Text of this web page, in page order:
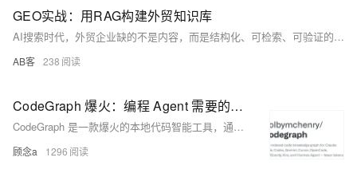
GEO实战：用RAG构建外贸知识库
AI搜索时代，外贸企业缺的不是内容，而是结构化、可检索、可验证的企业知识库。本文以RAG为框架，详解如何将分散的资质、案例、流程等转化为“知识原子”，支撑GEO（生成式引擎优化），实现AI精准理解、可信回答与商机转化。
AB客 238
CodeGraph 爆火：编程 Agent 需要的不是更多上下文，而是一张提前画好的代码地图
CodeGraph 是一款爆火的本地代码智能工具，通过 tree-sitter 解析 AST 构建结构化知识图谱（存于 SQLite），为编程 Agent 提前生成“代码地图”。它显著降低 Agent 在中大型项目中的探索成本——实测工具调用减少71%、Token 降57%、速度提升46%，支持19+语言及主流框架路由识别，完全离线、无需 API Key。
顾念a 1296